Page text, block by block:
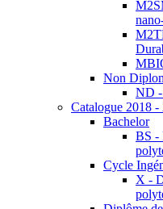
Non
ND
Catalogue 2018 -
Bachelor
BS -
Cycle
X -